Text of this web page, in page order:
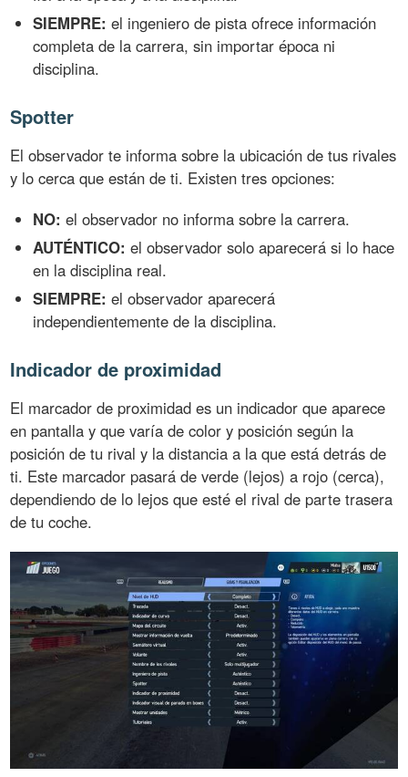
SIEMPRE: el ingeniero de pista ofrece información
completa de la carrera, sin importar época ni
disciplina.
Spotter
El observador te informa sobre la ubicación de tus rivales
y lo cerca que están de ti. Existen tres opciones:
NO: el observador no informa sobre la carrera.
AUTÉNTICO: el observador solo aparecerá si lo hace
en la disciplina real.
SIEMPRE: el observador aparecerá
independientemente de la disciplina.
Indicador de proximidad
El marcador de proximidad es un indicador que aparece
en pantalla y que varía de color y posición según la
posición de tu rival y la distancia a la que está detrás de
ti. Este marcador pasará de verde (lejos) a rojo (cerca),
dependiendo de lo lejos que esté el rival de parte trasera
de tu coche.